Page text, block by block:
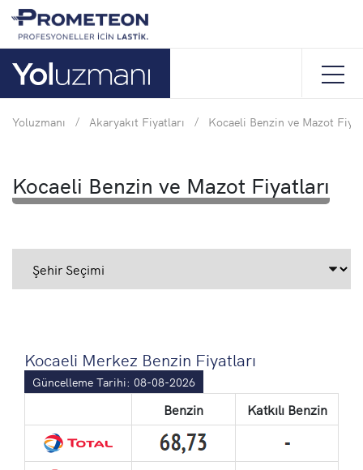
Yoluzmanı / Akaryakıt Fiyatları / Kocaeli Benzin ve Mazot
Kocaeli Benzin ve Mazot Fiyatları
Kocaeli Merkez Benzin Fiyatları
Güncelleme Tarihi: 08-08-2026
Benzin Katkılı Benzin